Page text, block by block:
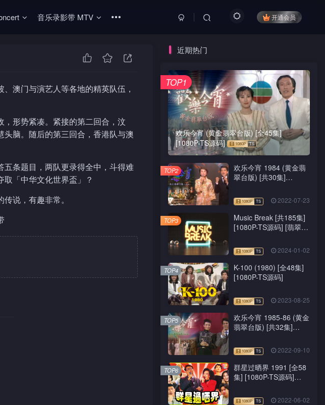
音乐录影带 MTV 开通会员
澳门与演艺人等各地的精英队伍，
形势紧凑。紧接的第二回合，汶
脑。随后的第三回合，香港队与澳
条题目，两队更录得全中，斗得难
「中华文化世界盃」？
说，有趣非常。
近期热门
欢乐今宵 (黄金翡翠台版) [全45集]
[1080P-TS源码]
TOP1
欢乐今宵 1984 (黄金翡
翠台版) [共30集]
2022-07-23
TOP2
Music Break [共185集]
[1080P-TS源码] [翡翠
2024-01-02
TOP3
K-100 (1980) [全48集]
[1080P-TS源码]
2023-08-25
TOP4
欢乐今宵 1985-86 (黄金
翡翠台版) [共32集]
2022-09-10
TOP5
群星过晒界 1991 [全58
集] [1080P-TS源码]
2022-06-02
TOP6